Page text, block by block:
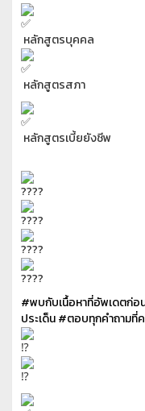
หลักสูตรบุคคล
หลักสูตรสภา
หลักสูตรเบี้ยยังชีพ
#พบกับเนื้อหาที่อัพเดตก่อ
ประเด็น#ตอบทุกคำถามที่ค